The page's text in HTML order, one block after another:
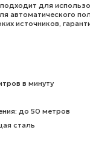
для
автоматического
источников,
в минуту
до 50 метров
сталь